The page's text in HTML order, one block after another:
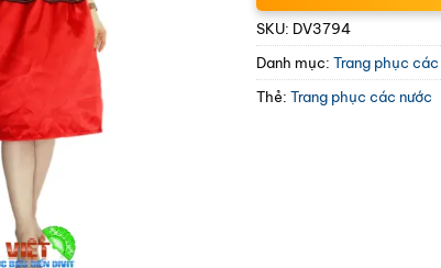
SKU: DV3794
Danh mục:Trang phục các
Thẻ:Trang phục các nước